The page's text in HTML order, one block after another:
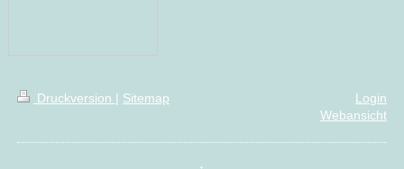
Druckversion | Sitemap
Login
Webansicht